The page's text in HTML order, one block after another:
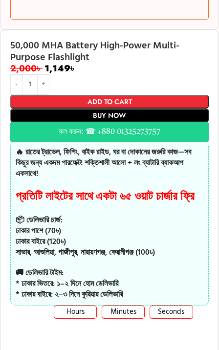
50,000 MHA Battery High-Power Multi-
Purpose Flashlight
2,000৳1,149৳
ADD TO CART
BUY NOW
কল করুন: ☎ +880 01325273757
🔥 রাতের ট্রাভেল, ফিশিং, বাইক রাইড, ঘর বা দোকানের জরুরি কাজ—সব
কিছুর জন্য একদম পারফেক্ট! শক্তিশালী আলো + লং ব্যাটারি ব্যাকআপ
একসাথে!
প্রতিটি লাইটের সাথে একটা ৬৫ওয়াটচার্জার ফ্রি
📦 ডেলিভারি চার্জ:
ঢাকার পাশে (70৳)
ঢাকার বাইরে (120৳)
সাভার, আশুলিয়া, গাজীপুর, নারায়ণগঞ্জ, কেরানীগঞ্জ (100৳)
🚚 ডেলিভারি টাইম:
* ঢাকার ভিতরে: ১–২ দিনে হোম ডেলিভারি
* ঢাকার বাইরে: ২–৩ দিনে কুরিয়ার ডেলিভারি
Hours Minutes Seconds